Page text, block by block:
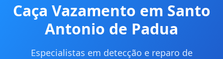
Caça Vazamento em Santo
Antonio de Padua
Especialistas em detecção e reparo de